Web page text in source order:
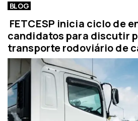
BLOG
FETCESP inicia ciclo de
candidatos para discutir
transporte rodoviário de